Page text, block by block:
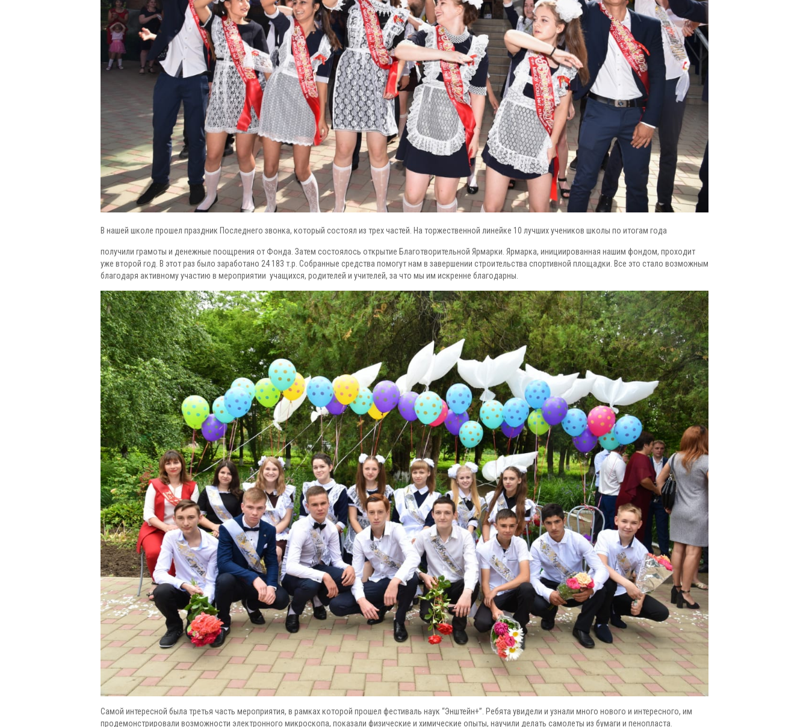
В нашей школе прошел праздник Последнего звонка, который состоял из трех частей. На торжественной линейке 10 лучших учеников школы по итогам года
получили грамоты и денежные поощрения от Фонда. Затем состоялось открытие Благотворительной Ярмарки. Ярмарка, инициированная нашим фондом, проходит
уже второй год. В этот раз было заработано 24 183 т.р. Собранные средства помогут нам в завершении строительства спортивной площадки. Все это стало возможным
благодаря активному участию в мероприятии учащихся, родителей и учителей, за что мы им искренне благодарны.
Самой интересной была третья часть мероприятия, в рамках которой прошел фестиваль наук “Энштейн+”. Ребята увидели и узнали много нового и интересного, им
продемонстрировали возможности электронного микроскопа, показали физические и химические опыты, научили делать самолеты из бумаги и пенопласта.